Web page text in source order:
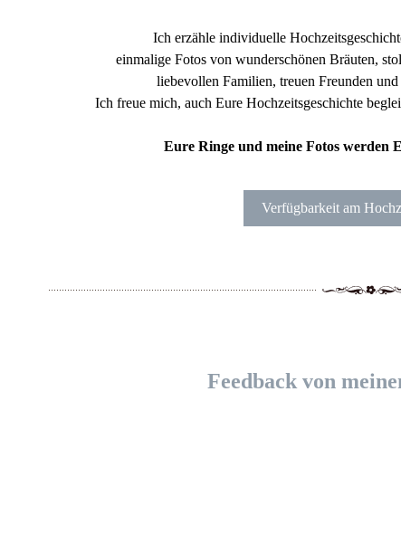
Ich erzähle individuelle
einmalige Fotos von wunderschönen Bräuten,
liebevollen Familien, treuen Freunden
Ich freue mich, auch Eure Hochzeitsgeschichte
Eure Ringe und meine Fotos werden
Verfügbarkeit am
Feedback von